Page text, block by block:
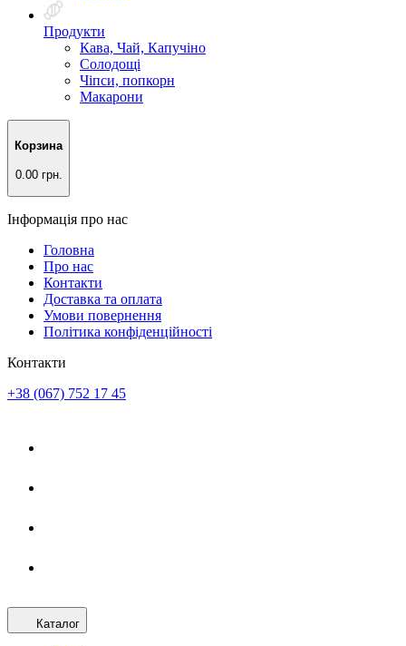
Продукти
Кава, Чай, Капучіно
Солодощі
Чіпси, попкорн
Макарони
Корзина
0.00 грн.
Інформація про нас
Головна
Про нас
Контакти
Доставка та оплата
Умови повернення
Політика конфіденційності
Контакти
+38 (067) 752 17 45
Каталог